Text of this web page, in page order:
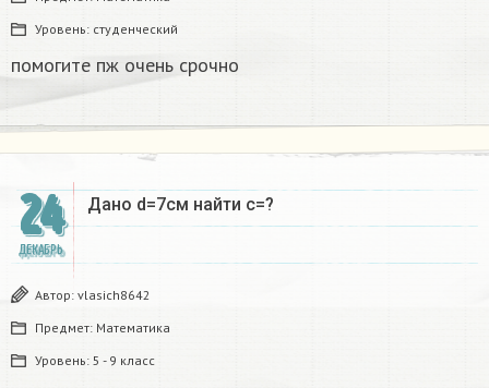
Уровень: студенческий
помогите пж очень срочно​
24
ДЕКАБРЬ
Дано d=7см найти с=?​
Автор: vlasich8642
Предмет: Математика
Уровень: 5 - 9 класс